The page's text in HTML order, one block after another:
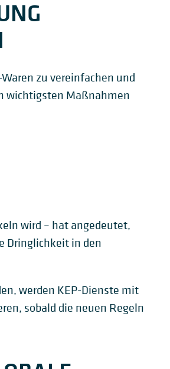
zu vereinfachen und
wichtigsten Maßnahmen
wird – hat angedeutet,
Dringlichkeit in den
werden KEP-Dienste mit
sobald die neuen Regeln